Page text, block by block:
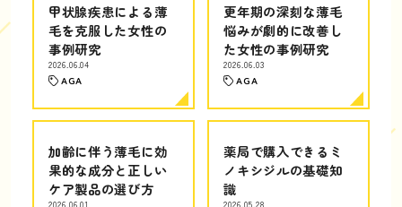
甲状腺疾患による薄
毛を克服した女性の
事例研究
2026.06.04
AGA
更年期の深刻な薄毛
悩みが劇的に改善し
た女性の事例研究
2026.06.03
AGA
加齢に伴う薄毛に効
果的な成分と正しい
ケア製品の選び方
2026.06.01
薬局で購入できるミ
ノキシジルの基礎知
識
2026.05.28